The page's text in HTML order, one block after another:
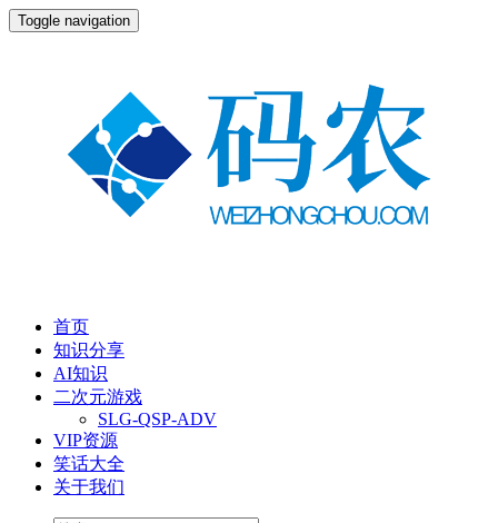
Toggle navigation
首页
知识分享
AI知识
二次元游戏
SLG-QSP-ADV
VIP资源
笑话大全
关于我们